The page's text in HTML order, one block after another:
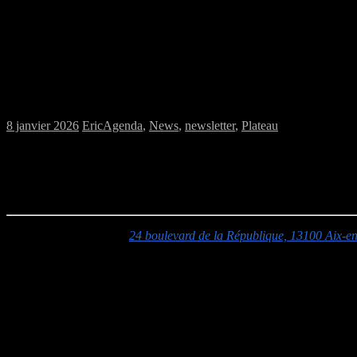
8 janvier 2026 EricAgenda, News, newsletter, Plateau
24 boulevard de la République, 13100 Aix-